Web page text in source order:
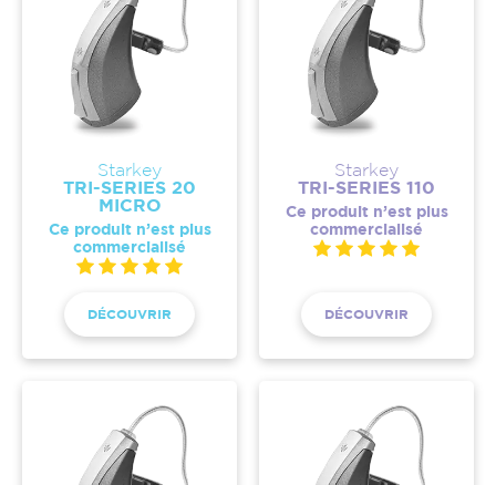
Starkey
TRI-SERIES 20
MICRO
Ce produit n’est plus
commercialisé
DÉCOUVRIR
Starkey
TRI-SERIES 110
Ce produit n’est plus
commercialisé
DÉCOUVRIR